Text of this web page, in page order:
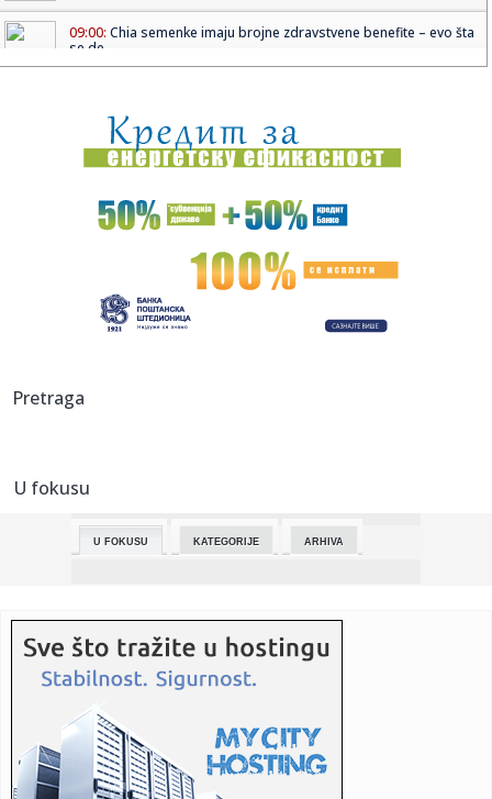
09:00: Chia semenke imaju brojne zdravstvene benefite – evo šta
se de...
08:54:"Lovac na vino": Biljka koja smanjuje želju za alkoholom i
poma...
08:52:OSMOSMERKA: Na koju stranu sveta?
Vučić: U Đasingu smo videli šta znači čelično prijateljstv...
08:47:Promocija knjige "Senke sećanja 3" večeras u galeriji
08:43:
08:40: Prvi Evropski samit o ekonomiji i bezbjednosti u Banjaluci
08:40:Zbog Evropskog prvenstva u raftingu obustavljen
saobraćaj na put...
08:40:Vučića u Đasingu dočekali roboti uz srpsko kolo tokom
posete ...
08:37:Hrvatska dobila spor protiv MOL-a, mađarska kompanija
Pretraga
U fokusu
U FOKUSU KATEGORIJE ARHIVA